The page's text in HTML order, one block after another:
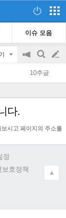
이슈 모음
공
지
on/off
검
색
글
쓰
기
10추글
다.
시고 페이지의 주소를
정
보호정책
▲